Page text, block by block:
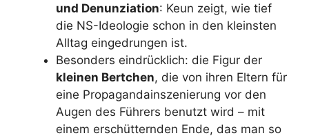
und Denunziation: Keun zeigt, wie tief
die NS-Ideologie schon in den kleinsten
Alltag eingedrungen ist.
Besonders eindrücklich: die Figur der
kleinen Bertchen, die von ihren Eltern für
eine Propagandainszenierung vor den
Augen des Führers benutzt wird – mit
einem erschütternden Ende, das man so